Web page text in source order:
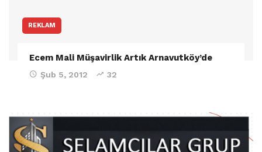
REKLAM
Ecem Mali Müşavirlik Artık Arnavutköy’de
Şub 5, 2012 32